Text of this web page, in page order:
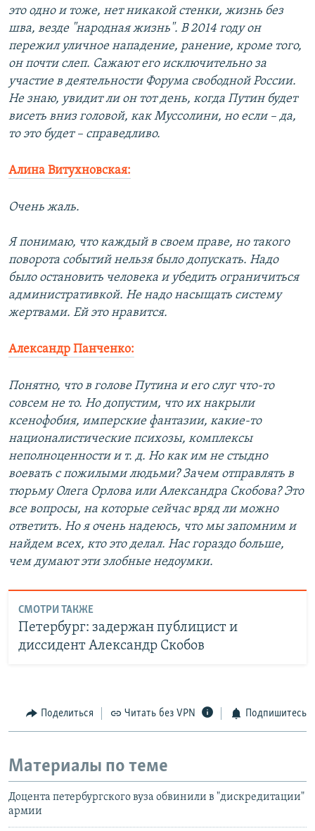
это одно и тоже, нет никакой стенки, жизнь без
шва, везде "народная жизнь". В 2014 году он
пережил уличное нападение, ранение, кроме того,
он почти слеп. Сажают его исключительно за
участие в деятельности Форума свободной России.
Не знаю, увидит ли он тот день, когда Путин будет
висеть вниз головой, как Муссолини, но если – да,
то это будет – справедливо.
Алина Витухновская:
Очень жаль.
Я понимаю, что каждый в своем праве, но такого
поворота событий нельзя было допускать. Надо
было остановить человека и убедить ограничиться
административкой. Не надо насыщать систему
жертвами. Ей это нравится.
Александр Панченко:
Понятно, что в голове Путина и его слуг что-то
совсем не то. Но допустим, что их накрыли
ксенофобия, имперские фантазии, какие-то
националистические психозы, комплексы
неполноценности и т. д. Но как им не стыдно
воевать с пожилыми людьми? Зачем отправлять в
тюрьму Олега Орлова или Александра Скобова? Это
все вопросы, на которые сейчас вряд ли можно
ответить. Но я очень надеюсь, что мы запомним и
найдем всех, кто это делал. Нас гораздо больше,
чем думают эти злобные недоумки.
СМОТРИ ТАКЖЕ
Петербург: задержан публицист и
диссидент Александр Скобов
Поделиться Читать без VPN Подпишитесь
Материалы по теме
Доцента петербургского вуза обвинили в "дискредитации"
армии